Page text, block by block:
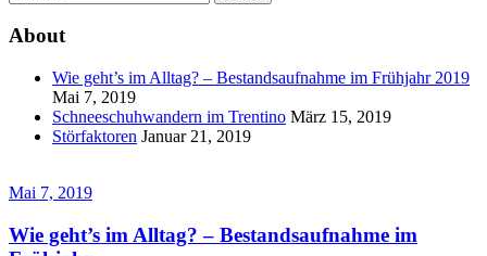
About
Wie geht’s im Alltag? – Bestandsaufnahme im Frühjahr 2019
Mai 7, 2019
Schneeschuhwandern im Trentino März 15, 2019
Störfaktoren Januar 21, 2019
Mai 7, 2019
Wie geht’s im Alltag? – Bestandsaufnahme im